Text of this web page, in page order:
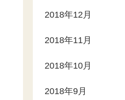
2018年12月
2018年11月
2018年10月
2018年9月